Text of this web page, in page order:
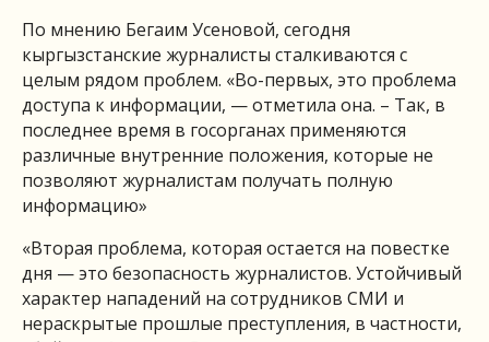
По мнению Бегаим Усеновой, сегодня
кыргызстанские журналисты сталкиваются с
целым рядом проблем. «Во-первых, это проблема
доступа к информации, — отметила она. – Так, в
последнее время в госорганах применяются
различные внутренние положения, которые не
позволяют журналистам получать полную
информацию»
«Вторая проблема, которая остается на повестке
дня — это безопасность журналистов. Устойчивый
характер нападений на сотрудников СМИ и
нераскрытые прошлые преступления, в частности,